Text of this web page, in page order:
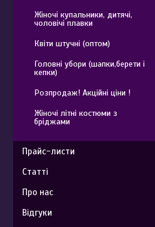
Жіночі купальники, дитячі,
чоловічі плавки
Квіти штучні (оптом)
Головні убори (шапки,берети і
кепки)
Розпродаж! Акційні ціни !
Жіночі літні костюми з
бріджами
Прайс-листи
Статті
Про нас
Відгуки